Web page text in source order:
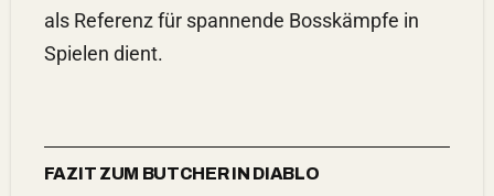
als Referenz für spannende Bosskämpfe in
Spielen dient.
FAZIT ZUM BUTCHER IN DIABLO